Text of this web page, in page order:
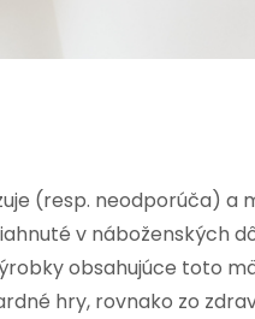
(resp. neodporúča) a
v náboženských
obsahujúce toto
hry, rovnako zo